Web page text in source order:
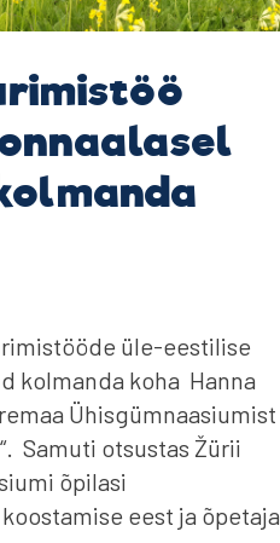
üle-eestilise
kolmanda koha Hanna
Ühisgümnaasiumist
Samuti otsustas Žürii
õpilasi
eest ja õpetaja